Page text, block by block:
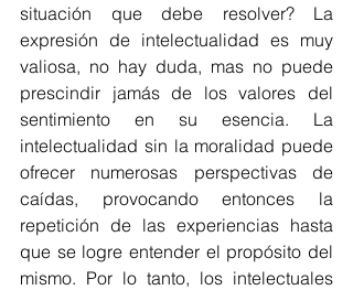
situación que debe resolver? La
expresión de intelectualidad es muy
valiosa, no hay duda, mas no puede
prescindir jamás de los valores del
sentimiento en su esencia. La
intelectualidad sin la moralidad puede
ofrecer numerosas perspectivas de
caídas, provocando entonces la
repetición de las experiencias hasta
que se logre entender el propósito del
mismo. Por lo tanto, los intelectuales